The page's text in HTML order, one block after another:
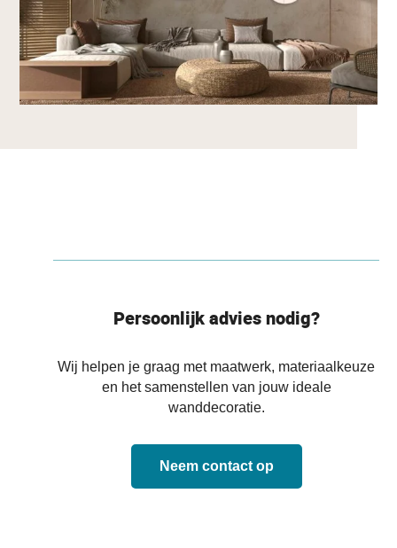
Persoonlijk advies nodig?
Wij helpen je graag met maatwerk, materiaalkeuze
en het samenstellen van jouw ideale
wanddecoratie.
Neem contact op